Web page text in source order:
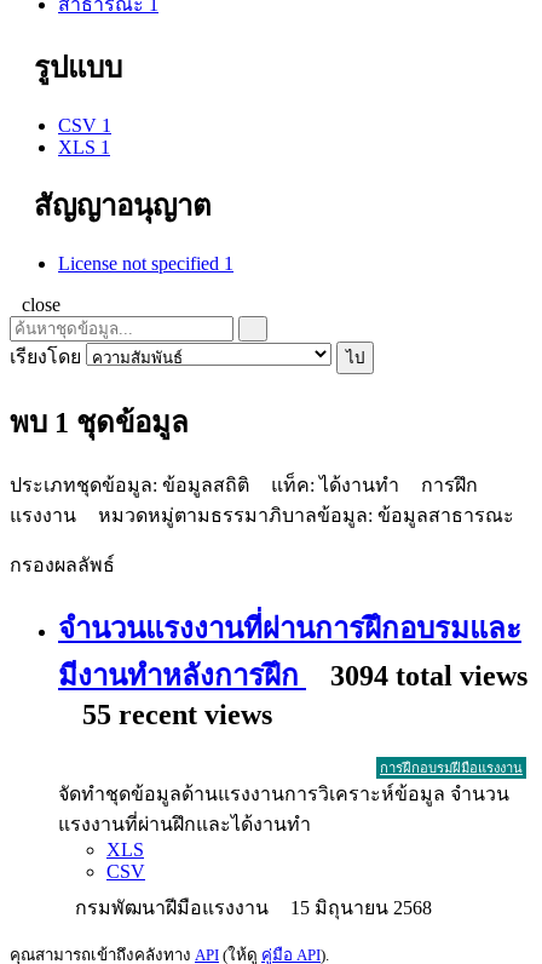
รูปแบบ
CSV 1
XLS 1
สัญญาอนุญาต
License not specified 1
close
เรียงโดย ไป
พบ 1 ชุดข้อมูล
ประเภทชุดข้อมูล: ข้อมูลสถิติ แท็ค: ได้งานทำ
การฝึก
แรงงาน
หมวดหมู่ตามธรรมาภิบาลข้อมูล: ข้อมูลสาธารณะ
กรองผลลัพธ์
จำนวนแรงงานที่ผ่านการฝึกอบรมและ
มีงานทำหลังการฝึก
3094 total views
55 recent views
การฝึกอบรมฝีมือแรงงาน
จัดทำชุดข้อมูลด้านแรงงานการวิเคราะห์ข้อมูล จำนวน
แรงงานที่ผ่านฝึกและได้งานทำ
XLS
CSV
กรมพัฒนาฝีมือแรงงาน
15 มิถุนายน 2568
คุณสามารถเข้าถึงคลังทาง API (ให้ดู คู่มือ API).